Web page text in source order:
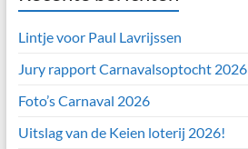
Lintje voor Paul Lavrijssen
Jury rapport Carnavalsoptocht 2026
Foto’s Carnaval 2026
Uitslag van de Keien loterij 2026!